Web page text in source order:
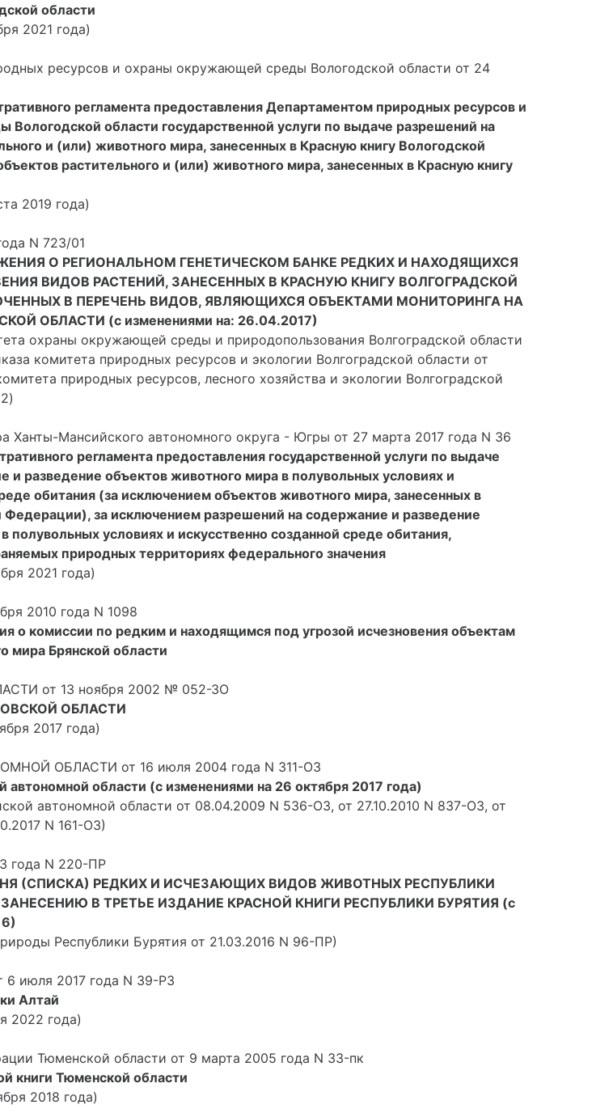
области
2021 года)
ресурсов и охраны окружающей среды Вологодской области от 24
регламента предоставления Департаментом природных ресурсов и
области государственной услуги по выдаче разрешений на
и (или) животного мира, занесенных в Красную книгу Вологодской
растительного и (или) животного мира, занесенных в Красную книгу
2019 года)
N 723/01
О РЕГИОНАЛЬНОМ ГЕНЕТИЧЕСКОМ БАНКЕ РЕДКИХ И НАХОДЯЩИХСЯ
ВИДОВ РАСТЕНИЙ, ЗАНЕСЕННЫХ В КРАСНУЮ КНИГУ ВОЛГОГРАДСКОЙ
В ПЕРЕЧЕНЬ ВИДОВ, ЯВЛЯЮЩИХСЯ ОБЪЕКТАМИ МОНИТОРИНГА НА
ОБЛАСТИ (с изменениями на: 26.04.2017)
охраны окружающей среды и природопользования Волгоградской области
комитета природных ресурсов и экологии Волгоградской области от
природных ресурсов, лесного хозяйства и экологии Волгоградской
Ханты-Мансийского автономного округа - Югры от 27 марта 2017 года N 36
регламента предоставления государственной услуги по выдаче
и разведение объектов животного мира в полувольных условиях и
обитания (за исключением объектов животного мира, занесенных в
Федерации), за исключением разрешений на содержание и разведение
полувольных условиях и искусственно созданной среде обитания,
природных территориях федерального значения
2021 года)
2010 года N 1098
о комиссии по редким и находящимся под угрозой исчезновения объектам
мира Брянской области
от 13 ноября 2002 № 052-ЗО
ОБЛАСТИ
2017 года)
ОБЛАСТИ от 16 июля 2004 года N 311-ОЗ
автономной области (с изменениями на 26 октября 2017 года)
автономной области от 08.04.2009 N 536-ОЗ, от 27.10.2010 N 837-ОЗ, от
N 161-ОЗ)
года N 220-ПР
(СПИСКА) РЕДКИХ И ИСЧЕЗАЮЩИХ ВИДОВ ЖИВОТНЫХ РЕСПУБЛИКИ
В ТРЕТЬЕ ИЗДАНИЕ КРАСНОЙ КНИГИ РЕСПУБЛИКИ БУРЯТИЯ (с
Республики Бурятия от 21.03.2016 N 96-ПР)
6 июля 2017 года N 39-РЗ
Алтай
2022 года)
Тюменской области от 9 марта 2005 года N 33-пк
книги Тюменской области
2018 года)